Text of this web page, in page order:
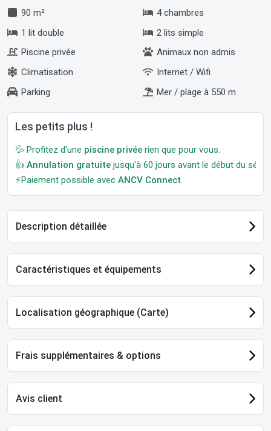
90 m²
4 chambres
1 lit double
2 lits simple
Piscine privée
Animaux non admis
Climatisation
Internet / Wifi
Parking
Mer / plage à 550 m
Les petits plus !
💦 Profitez d'une piscine privée rien que pour vous.
👍 Annulation gratuite jusqu'à 60 jours avant le début du
⚡Paiement possible avec ANCV Connect
Description détaillée
Caractéristiques et équipements
Localisation géographique (Carte)
Frais supplémentaires & options
Avis client